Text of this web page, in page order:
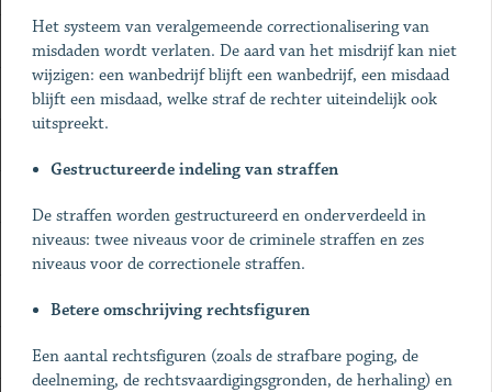
Het systeem van veralgemeende correctionalisering van
misdaden wordt verlaten. De aard van het misdrijf kan niet
wijzigen: een wanbedrijf blijft een wanbedrijf, een misdaad
blijft een misdaad, welke straf de rechter uiteindelijk ook
uitspreekt.
Gestructureerde indeling van straffen
De straffen worden gestructureerd en onderverdeeld in
niveaus: twee niveaus voor de criminele straffen en zes
niveaus voor de correctionele straffen.
Betere omschrijving rechtsfiguren
Een aantal rechtsfiguren (zoals de strafbare poging, de
deelneming, de rechtsvaardigingsgronden, de herhaling) en